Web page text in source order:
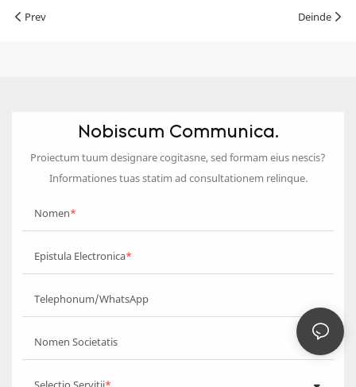
Prev Deinde
Nobiscum Communica.
Proiectum tuum designare cogitasne, sed formam eius nescis?
Informationes tuas statim ad consultationem relinque.
Nomen
Epistula Electronica
Telephonum/WhatsApp
Nomen Societatis